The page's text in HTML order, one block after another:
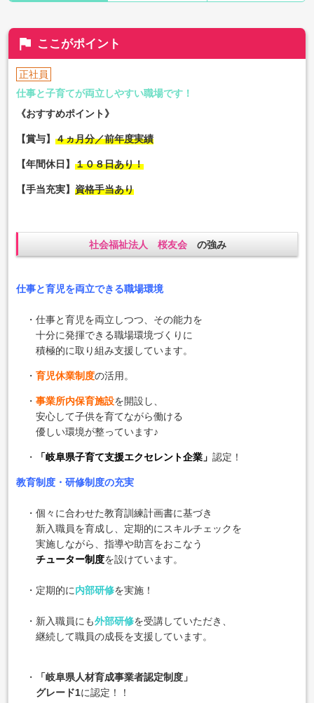
flag ここがポイント
正社員
仕事と子育てが両立しやすい職場です！
《おすすめポイント》
【賞与】４ヵ月分／前年度実績
【年間休日】１０８日あり！
【手当充実】資格手当あり
社会福祉法人 桜友会 の強み
仕事と育児を両立できる職場環境
・仕事と育児を両立しつつ、その能力を
十分に発揮できる職場環境づくりに
積極的に取り組み支援しています。
・育児休業制度の活用。
・事業所内保育施設を開設し、
安心して子供を育てながら働ける
優しい環境が整っています♪
・ 「岐阜県子育て支援エクセレント企業」認定！
教育制度・研修制度の充実
・個々に合わせた教育訓練計画書に基づき
新入職員を育成し、定期的にスキルチェックを
実施しながら、指導や助言をおこなう
チューター制度を設けています。
・定期的に内部研修を実施！
・新入職員にも外部研修を受講していただき、
継続して職員の成長を支援しています。
・
「岐阜県人材育成事業者認定制度」
グレード1に認定！！